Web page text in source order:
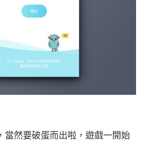
當然要破蛋而出啦，遊戲一開始